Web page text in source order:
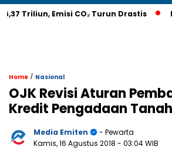
Triliun, Emisi CO₂ Turun Drastis
Home / Nasional
OJK Revisi Aturan
Kredit Pengadaan Tanah
Media Emiten
- Pewarta
Kamis, 16 Agustus 2018 - 03:04 WIB